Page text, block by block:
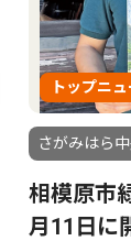
トップニ
さがみはら
相模原市
月11日に